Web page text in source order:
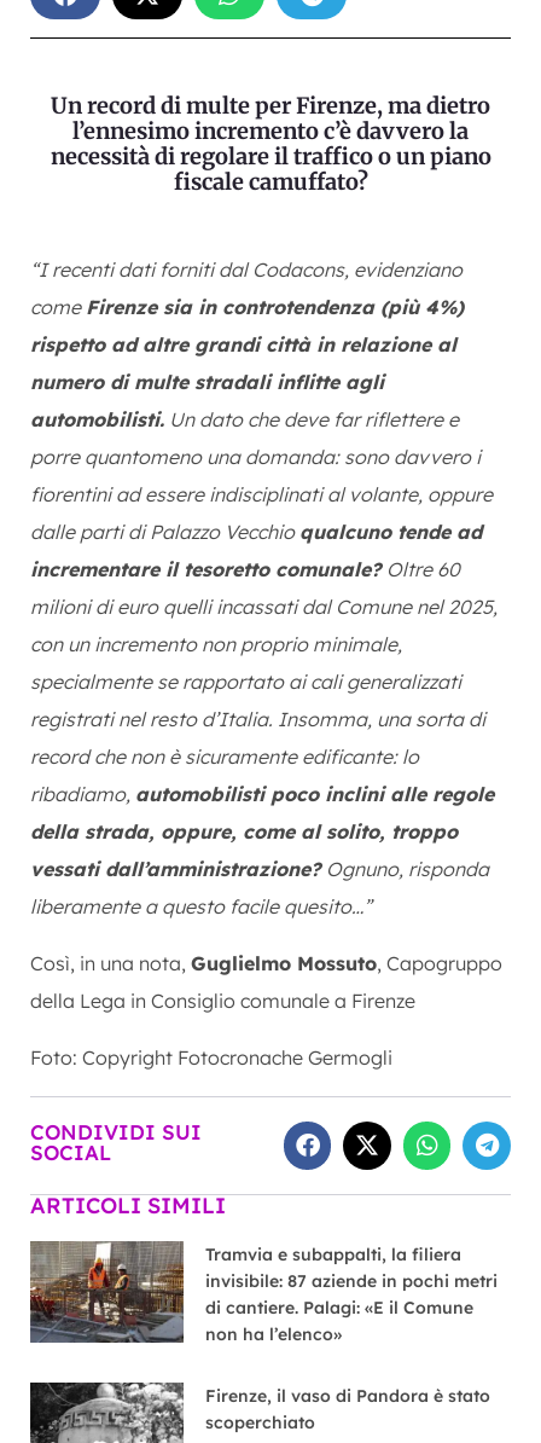
Un record di multe per Firenze, ma dietro
l’ennesimo incremento c’è davvero la
necessità di regolare il traffico o un piano
fiscale camuffato?
“I recenti dati forniti dal Codacons, evidenziano
come Firenze sia in controtendenza (più 4%)
rispetto ad altre grandi città in relazione al
numero di multe stradali inflitte agli
automobilisti. Un dato che deve far riflettere e
porre quantomeno una domanda: sono davvero i
fiorentini ad essere indisciplinati al volante, oppure
dalle parti di Palazzo Vecchio qualcuno tende ad
incrementare il tesoretto comunale?Oltre 60
milioni di euro quelli incassati dal Comune nel 2025,
con un incremento non proprio minimale,
specialmente se rapportato ai cali generalizzati
registrati nel resto d’Italia. Insomma, una sorta di
record che non è sicuramente edificante: lo
ribadiamo, automobilisti poco inclini alle regole
della strada, oppure, come al solito, troppo
vessati dall’amministrazione?Ognuno, risponda
liberamente a questo facile quesito…”
Così, in una nota, Guglielmo Mossuto, Capogruppo
della Lega in Consiglio comunale a Firenze
Foto: Copyright Fotocronache Germogli
CONDIVIDI SUI
SOCIAL
ARTICOLI SIMILI
Tramvia e subappalti, la filiera
invisibile: 87 aziende in pochi metri
di cantiere. Palagi: «E il Comune
non ha l’elenco»
Firenze, il vaso di Pandora è stato
scoperchiato